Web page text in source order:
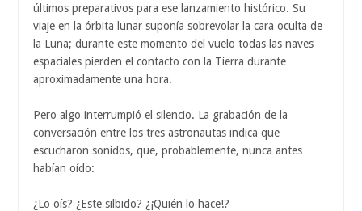
últimos preparativos para ese lanzamiento histórico. Su
viaje en la órbita lunar suponía sobrevolar la cara oculta de
la Luna; durante este momento del vuelo todas las naves
espaciales pierden el contacto con la Tierra durante
aproximadamente una hora.
Pero algo interrumpió el silencio. La grabación de la
conversación entre los tres astronautas indica que
escucharon sonidos, que, probablemente, nunca antes
habían oído:
¿Lo oís? ¿Este silbido? ¿¡Quién lo hace!?